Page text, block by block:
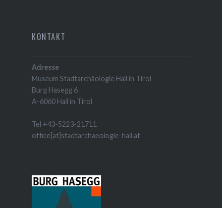
KONTAKT
Adresse
Museum Stadtarchäologie Hall in Tirol
Burg Hasegg 6
A-6060 Hall in Tirol
Tel +43-5223-21711
office[at]stadtarchaeologie-hall.at